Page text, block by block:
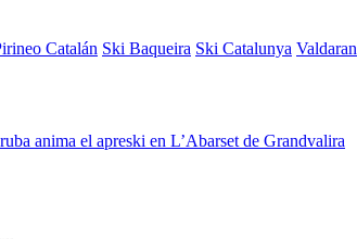
Catalán Ski Baqueira Ski Catalunya Valdaran
anima el apreski en L’Abarset de Grandvalira